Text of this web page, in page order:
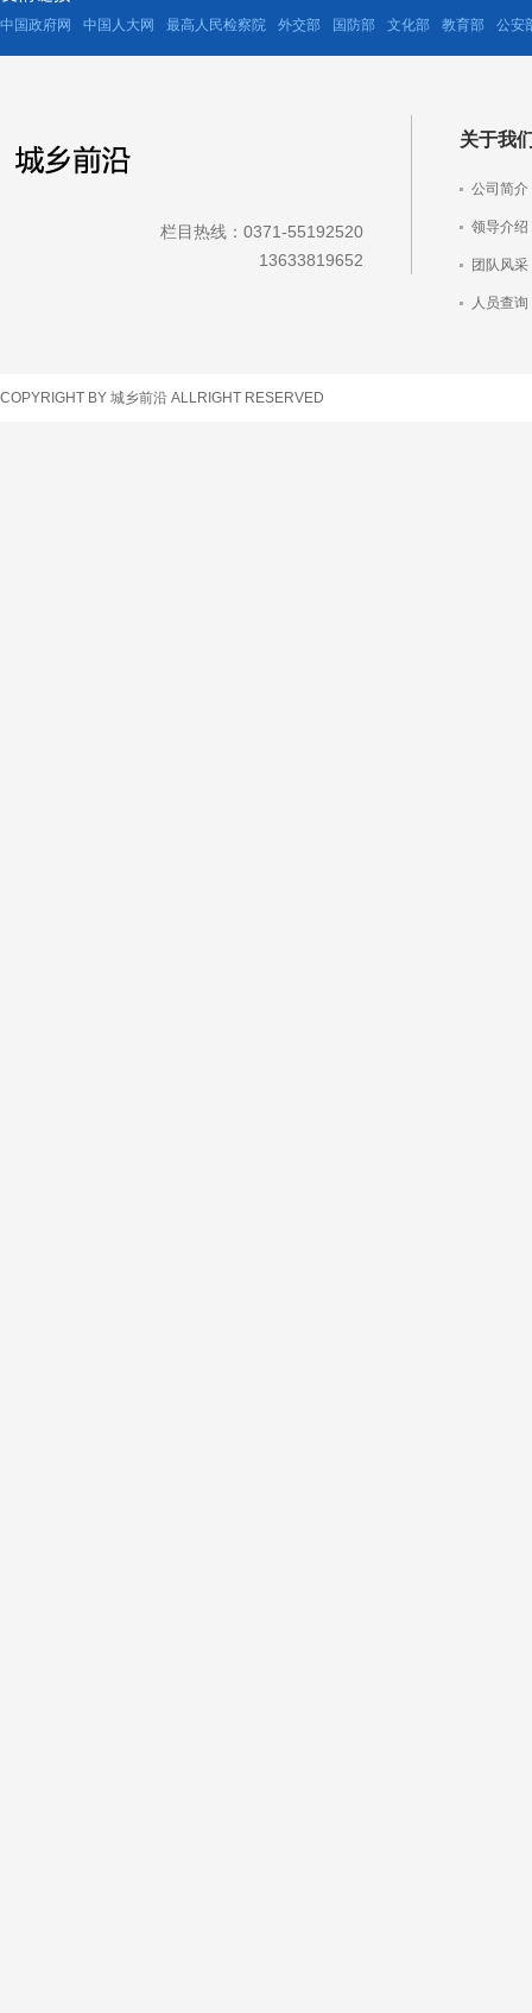
中国政府网 中国人大网 最高人民检察院 外交部 国防部 文化部 教育部 公安
栏目热线：0371-55192520
13633819652
关于我
公司简介
领导介绍
团队风采
人员查询
COPYRIGHT BY 城乡前沿 ALLRIGHT RESERVED